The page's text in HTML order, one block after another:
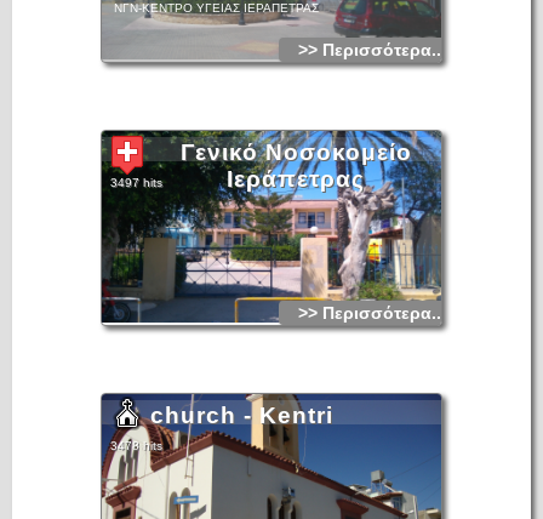
ΝΓΝ-ΚΕΝΤΡΟ ΥΓΕΙΑΣ ΙΕΡΑΠΕΤΡΑΣ
>> Περισσότερα...
Γενικό Νοσοκομείο
Ιεράπετρας
3497 hits
>> Περισσότερα...
church - Kentri
3478 hits